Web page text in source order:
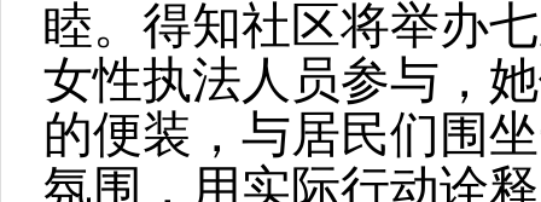
睦。得知社区将举办
女性执法人员参与，
的便装，与居民们围
氛围，用实际行动诠